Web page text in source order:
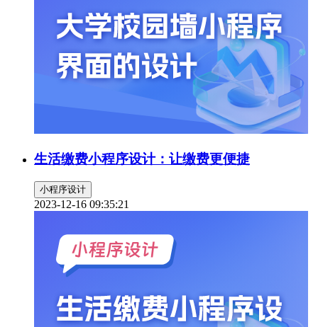
生活缴费小程序设计：让缴费更便捷
小程序设计
2023-12-16 09:35:21